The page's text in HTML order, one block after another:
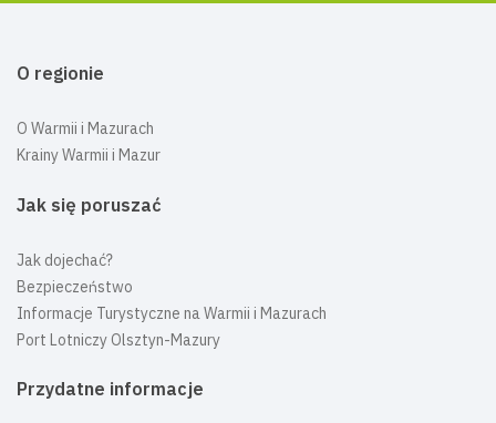
O regionie
O Warmii i Mazurach
Krainy Warmii i Mazur
Jak się poruszać
Jak dojechać?
Bezpieczeństwo
Informacje Turystyczne na Warmii i Mazurach
Port Lotniczy Olsztyn-Mazury
Przydatne informacje